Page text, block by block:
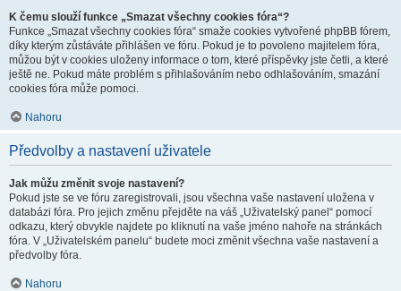
K čemu slouží funkce „Smazat všechny cookies fóra“?
Funkce „Smazat všechny cookies fóra“ smaže cookies vytvořené phpBB fórem,
díky kterým zůstáváte přihlášen ve fóru. Pokud je to povoleno majitelem fóra,
můžou být v cookies uloženy informace o tom, které příspěvky jste četli, a které
ještě ne. Pokud máte problém s přihlašováním nebo odhlašováním, smazání
cookies fóra může pomoci.
Nahoru
Předvolby a nastavení uživatele
Jak můžu změnit svoje nastavení?
Pokud jste se ve fóru zaregistrovali, jsou všechna vaše nastavení uložena v
databázi fóra. Pro jejich změnu přejděte na váš „Uživatelský panel“ pomocí
odkazu, který obvykle najdete po kliknutí na vaše jméno nahoře na stránkách
fóra. V „Uživatelském panelu“ budete moci změnit všechna vaše nastavení a
předvolby fóra.
Nahoru